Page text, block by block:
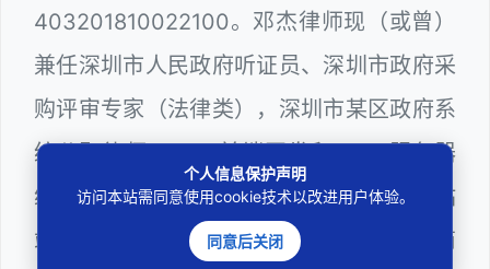
403201810022100。邓杰律师现（或曾）
兼任深圳市人民政府听证员、深圳市政府采
购评审专家（法律类），深圳市某区政府系
统公职律师、WEB前端开发和 WEB服务器
维护工程师、计算机信息网络安全员和网站
站长多年，在软件程序、网络游戏、电子商
个人信息保护声明
访问本站需同意使用cookie技术以改进用户体验。
同意后关闭